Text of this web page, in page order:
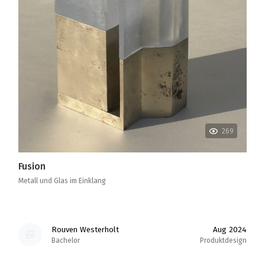
269
Fusion
Metall und Glas im Einklang
Rouven Westerholt
Bachelor
Aug 2024
Produktdesign